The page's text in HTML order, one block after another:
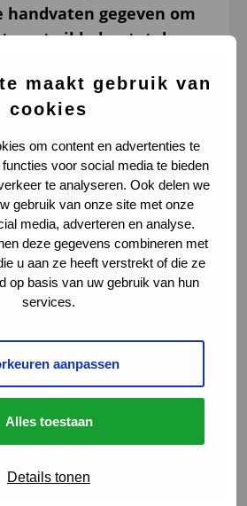
maakt gebruik van
cookies
om content en advertenties te
voor social media te bieden
te analyseren. Ook delen we
gebruik van onze site met onze
media, adverteren en analyse.
deze gegevens combineren met
u aan ze heeft verstrekt of die ze
op basis van uw gebruik van hun
services.
aanpassen
Alles toestaan
Details tonen
handvaten gegeven om
ontwikkelen tot de
voor leidinggevenden
van dienst kan zijn. Een
programma met weinig
persoonlijke coaching